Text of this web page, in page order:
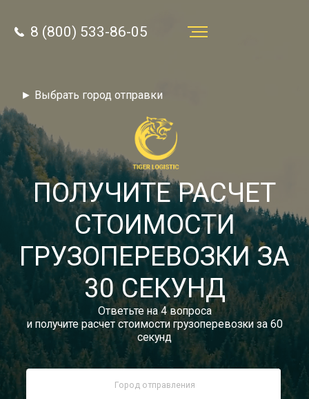
8 (800) 533-86-05
Звонок по России бесплатный
autotransport24@yandex.ru
Заказать звонок
Тарифы
Отзывы
Статьи
Новости
Документы
Контакты
► Выбрать город отправки
8 (800) 533-86-05
ПОЛУЧИТЕ РАСЧЕТ
СТОИМОСТИ
ГРУЗОПЕРЕВОЗКИ ЗА
30 СЕКУНД
Ответьте на 4 вопроса
и получите расчет стоимости грузоперевозки за 60
секунд